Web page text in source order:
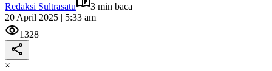
Redaksi Sultrasatu
3 min baca
20 April 2025 | 5:33 am
1328
×